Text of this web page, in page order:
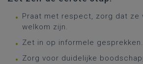
Praat met respect, zorg dat ze
welkom zijn.
Zet in op informele gesprekken.
Zorg voor duidelijke